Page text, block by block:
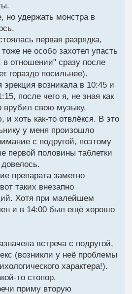
но удержать монстра в
первая разрядка,
не особо захотел упасть
в отношении" сразу после
гораздо посильнее).
эрекция возникала в 10:45 и
после чего я, не зная как
врубил свою музыку,
хоть как-то отвлёкся. В это
у меня произошло
с подругой, поэтому
первой половины таблетки
препарата заметно
таких внезапно
Хотя при малейшем
и в 14:00 был ещё хорошо
встреча с подругой,
(возникли у неё проблемы
характера!).
то стопор.
приму вторую